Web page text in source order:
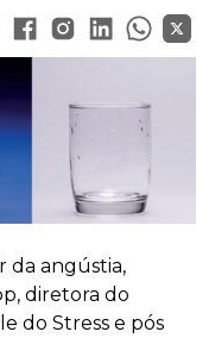
da angústia,
diretora do
do Stress e pós